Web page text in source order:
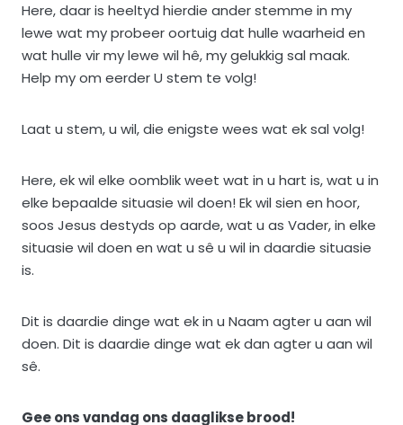
Here, daar is heeltyd hierdie ander stemme in my
lewe wat my probeer oortuig dat hulle waarheid en
wat hulle vir my lewe wil hê, my gelukkig sal maak.
Help my om eerder U stem te volg!
Laat u stem, u wil, die enigste wees wat ek sal volg!
Here, ek wil elke oomblik weet wat in u hart is, wat u in
elke bepaalde situasie wil doen! Ek wil sien en hoor,
soos Jesus destyds op aarde, wat u as Vader, in elke
situasie wil doen en wat u sê u wil in daardie situasie
is.
Dit is daardie dinge wat ek in u Naam agter u aan wil
doen. Dit is daardie dinge wat ek dan agter u aan wil
sê.
Gee ons vandag ons daaglikse brood!